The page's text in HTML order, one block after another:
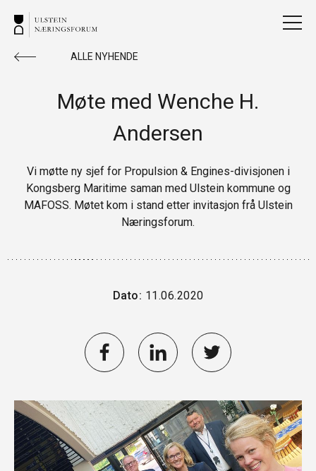
ALLE NYHENDE
Møte med Wenche H.
Andersen
Vi møtte ny sjef for Propulsion & Engines-divisjonen i
Kongsberg Maritime saman med Ulstein kommune og
MAFOSS. Møtet kom i stand etter invitasjon frå Ulstein
Næringsforum.
Dato: 11.06.2020